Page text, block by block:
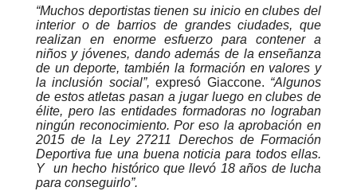
“Muchos deportistas tienen su inicio en clubes del
interior o de barrios de grandes ciudades, que
realizan en enorme esfuerzo para contener a
niños y jóvenes, dando además de la enseñanza
de un deporte, también la formación en valores y
la inclusión social”,expresó Giaccone. “Algunos
de estos atletas pasan a jugar luego en clubes de
élite, pero las entidades formadoras no lograban
ningún reconocimiento. Por eso la aprobación en
2015 de la Ley 27211 Derechos de Formación
Deportiva fue una buena noticia para todos ellas.
Y un hecho histórico que llevó 18 años de lucha
para conseguirlo”.